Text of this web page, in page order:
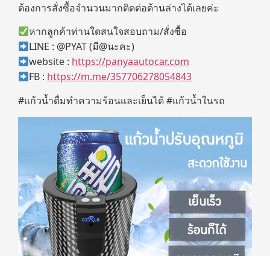
ต้องการสั่งซื้อจำนวนมากติดต่อด้านล่างได้เลยค่ะ
หากลูกค้าท่านใดสนใจสอบถาม/สั่งซื้อ
LINE : @PYAT (มี@นะคะ)
website : https://panyaautocar.com
FB : https://m.me/357706278054843
#แก้วน้ำดื่มทำความร้อนและเย็นได้ #แก้วน้ำในรถ